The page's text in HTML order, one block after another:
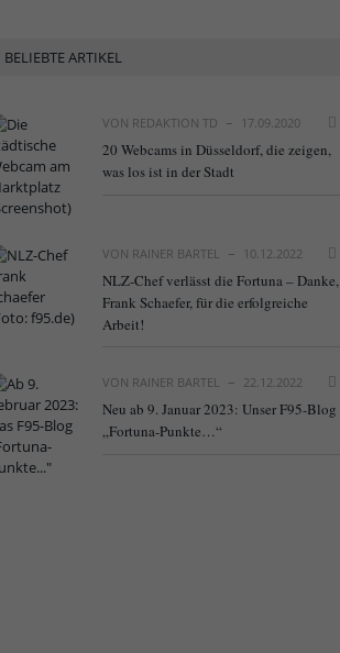
BELIEBTE ARTIKEL
VON REDAKTION TD 17.09.2020
20 Webcams in Düsseldorf, die zeigen,
was los ist in der Stadt
VON RAINER BARTEL 10.12.2022
NLZ-Chef verlässt die Fortuna – Danke,
Frank Schaefer, für die erfolgreiche
Arbeit!
VON RAINER BARTEL 22.12.2022
Neu ab 9. Januar 2023: Unser F95-Blog
„Fortuna-Punkte…“